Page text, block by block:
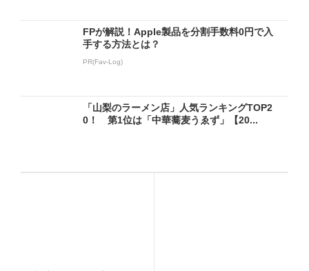
FPが解説！Apple製品を分割手数料0円で入
手する方法とは？
PR(Fav-Log)
「山梨のラーメン店」人気ランキングTOP2
0！ 第1位は「中華蕎麦うゑず」【20...